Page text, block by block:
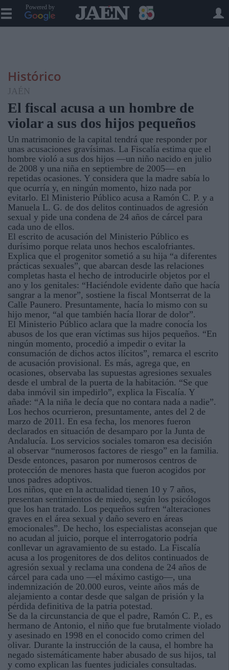
Powered by
Histórico
JAÉN
El fiscal acusa a un hombre de
violar a sus dos hijos pequeños
Un matrimonio de la capital tendrá que responder por
unas acusaciones gravísimas. La Fiscalía estima que el
hombre violó a sus dos hijos —un niño nacido en julio
de 2008 y una niña en septiembre de 2005— en
repetidas ocasiones. Y considera que la madre sabía lo
que ocurría y, en ningún momento, hizo nada por
evitarlo. El Ministerio Público acusa a Ramón C. P. y a
Manuela L. G. de dos delitos continuados de agresión
sexual y pide una condena de 24 años de cárcel para
cada uno de ellos.
El escrito de acusación del Ministerio Público es
durísimo porque relata unos hechos escalofriantes.
Explica que el progenitor sometió a su hija “a diferentes
prácticas sexuales”, que abarcan desde las relaciones
completas hasta el hecho de introducirle objetos por el
ano y los genitales: “Haciéndole evidente daño que hacía
sangrar a la menor”, sostiene la fiscal Montserrat de la
Calle Paunero. Presuntamente, hacía lo mismo con su
hijo menor, “al que también hacía llorar de dolor”.
El Ministerio Público aclara que la madre conocía los
abusos de los que eran víctimas sus hijos pequeños. “En
ningún momento, procedió a impedir o evitar la
consumación de dichos actos ilícitos”, remarca el escrito
de acusación provisional. Es más, agrega que, en
ocasiones, observaba las supuestas agresiones sexuales
desde el umbral de la puerta de la habitación. “Se que
daba inmóvil sin impedirlo”, explica la Fiscalía. Y
añade: “A la niña le decía que no contara nada a nadie”.
Los hechos ocurrieron, presuntamente, antes del 2 de
marzo de 2011. En esa fecha, los menores fueron
declarados en situación de desamparo por la Junta de
Andalucía. Los servicios sociales tomaron esa decisión
al observar “numerosos factores de riesgo” en la familia.
Desde entonces, pasaron por numerosos centros de
protección de menores hasta que fueron acogidos por
unos padres adoptivos.
Los niños, que en la actualidad tienen 10 y 7 años,
presentan sentimientos de miedo, según los psicólogos
que los han tratado. Los pequeños sufren “alteraciones
graves en el área sexual y daño severo en áreas
emocionales”. De hecho, los especialistas aconsejan que
no acudan al juicio, porque el interrogatorio podría
conllevar un agravamiento de su estado. La Fiscalía
acusa a los progenitores de dos delitos continuados de
agresión sexual y reclama una condena de 24 años de
cárcel para cada uno —el máximo castigo—, una
indemnización de 20.000 euros, veinte años más de
alejamiento a contar desde que salgan de prisión y la
pérdida definitiva de la patria potestad.
Se da la circunstancia de que el padre, Ramón C. P., es
hermano de Antonio, el niño que fue brutalmente violado
y asesinado en 1998 en el conocido como crimen del
olivar. Durante la instrucción de la causa, el hombre ha
negado sistemáticamente haber abusado de sus hijos, tal
y como explican las fuentes judiciales consultadas.